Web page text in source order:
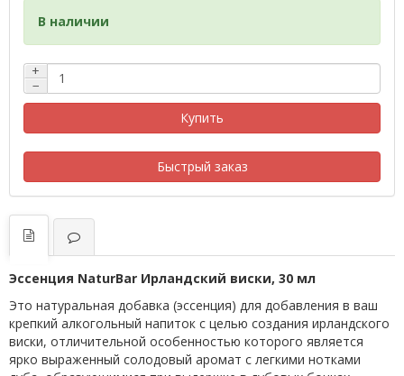
В наличии
+
−
Купить
Быстрый заказ
Эссенция NaturBar Ирландский виски, 30 мл
Это натуральная добавка (эссенция) для добавления в ваш
крепкий алкогольный напиток с целью создания ирландского
виски, отличительной особенностью которого является
ярко выраженный солодовый аромат с легкими нотками